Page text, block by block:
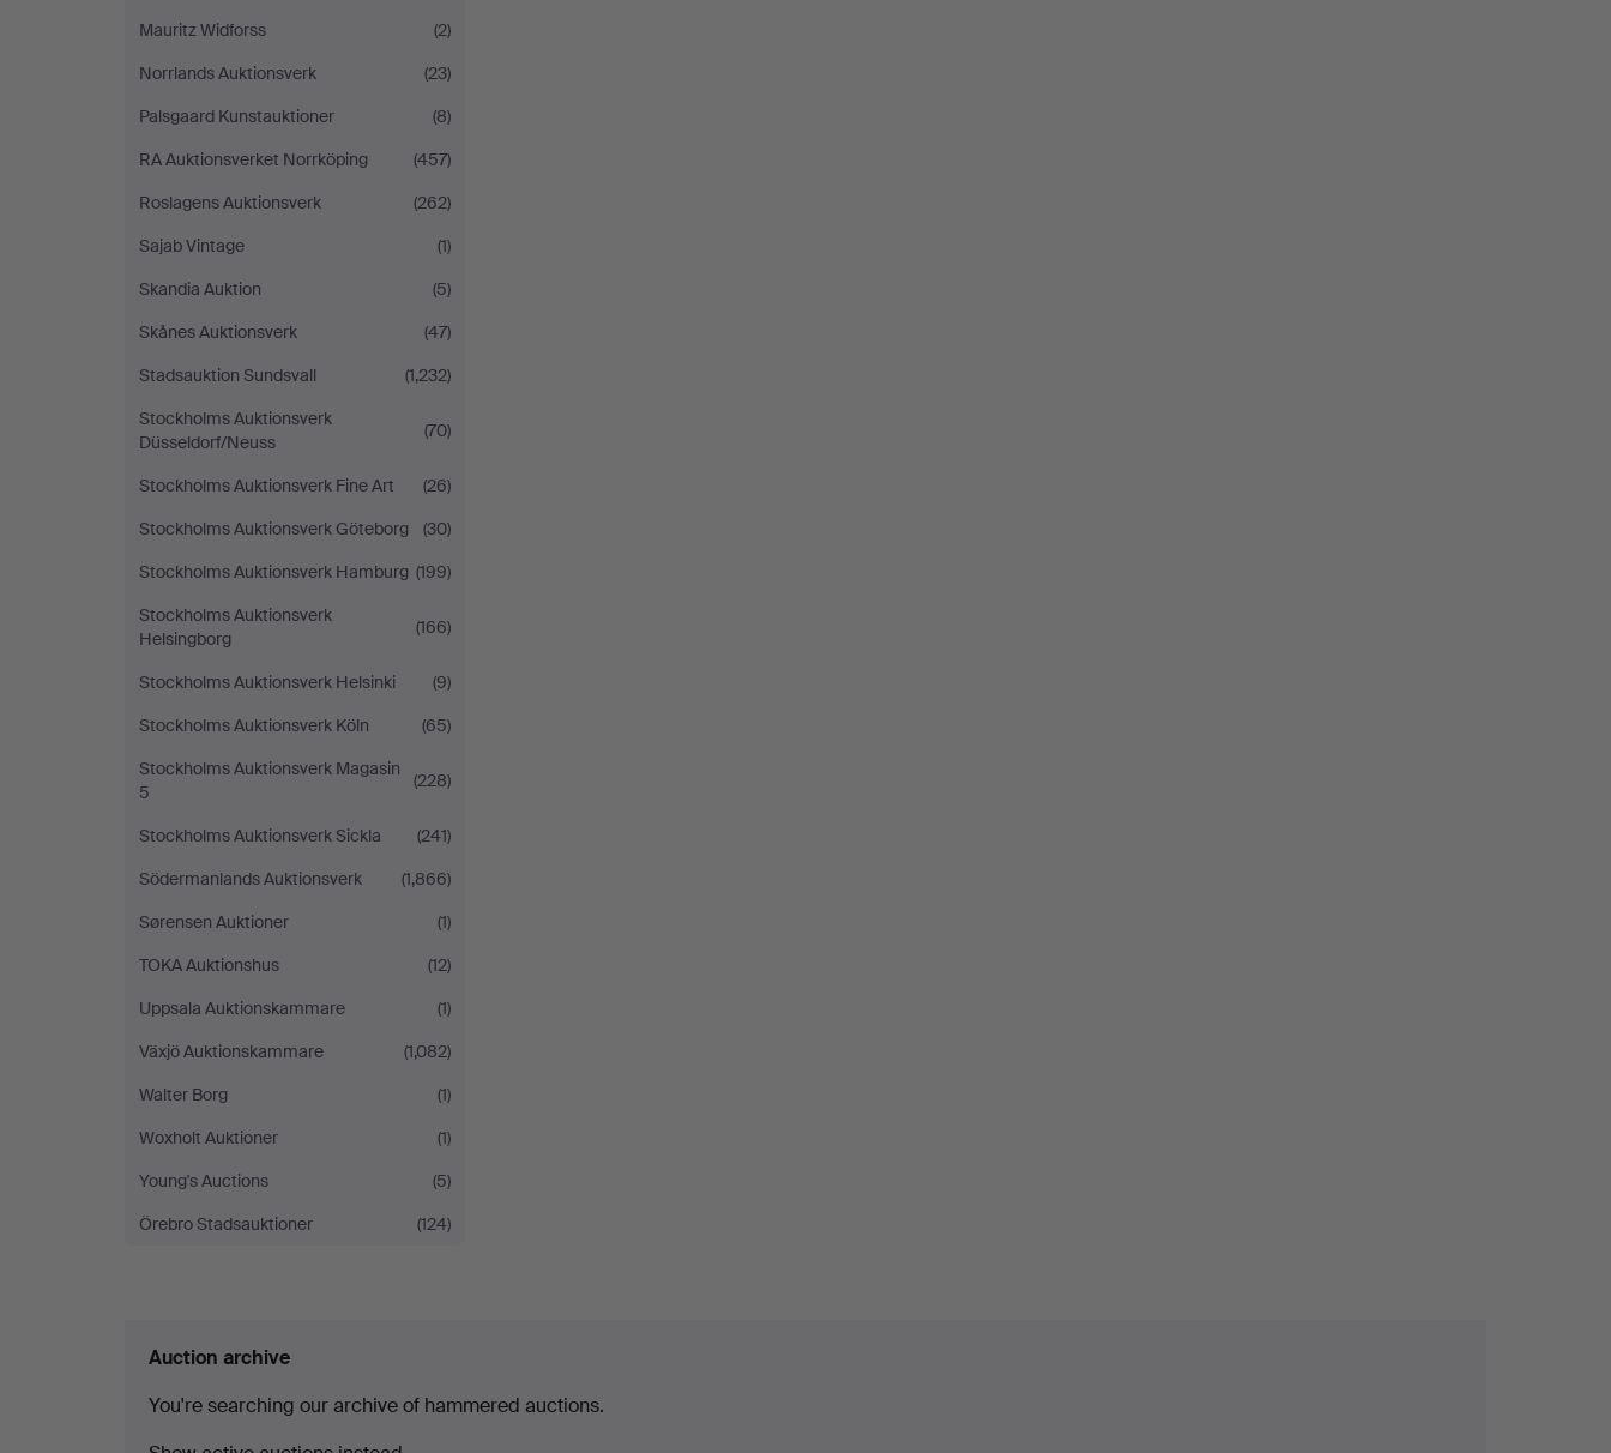
Mauritz Widforss
(2)
Norrlands Auktionsverk
(23)
Palsgaard Kunstauktioner
(8)
RA Auktionsverket Norrköping
(457)
Roslagens Auktionsverk
(262)
Sajab Vintage
(1)
Skandia Auktion
(5)
Skånes Auktionsverk
(47)
Stadsauktion Sundsvall
(1,232)
Stockholms Auktionsverk
Düsseldorf/Neuss
(70)
Stockholms Auktionsverk Fine Art
(26)
Stockholms Auktionsverk Göteborg
(30)
Stockholms Auktionsverk Hamburg (199)
Stockholms Auktionsverk
Helsingborg
(166)
Stockholms Auktionsverk Helsinki
(9)
Stockholms Auktionsverk Köln
(65)
Stockholms Auktionsverk Magasin
5
(228)
Stockholms Auktionsverk Sickla
(241)
Södermanlands Auktionsverk
(1,866)
Sørensen Auktioner
(1)
TOKA Auktionshus
(12)
Uppsala Auktionskammare
(1)
Växjö Auktionskammare
(1,082)
Walter Borg
(1)
Woxholt Auktioner
(1)
Young's Auctions
(5)
Örebro Stadsauktioner
(124)
Auction archive
You're searching our archive of hammered auctions.